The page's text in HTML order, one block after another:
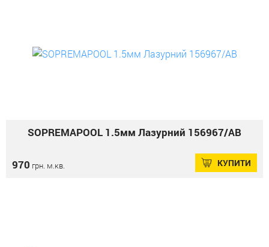
SOPREMAPOOL 1.5мм Лазурний 156967/AB
970 грн. м.кв. КУПИТИ